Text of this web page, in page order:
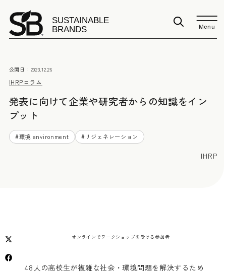
Menu
IHRPコラム
公開日： 2023.12.26
発表に向けて企業や研究者からの知識をイン
プット
#環境 environment # リジェネレーション
IHRP
オンラインでワークショップを受ける参加者
48人の高校生が複雑な社会・環境問題を解決するため